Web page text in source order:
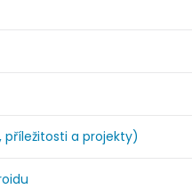
a projekty)